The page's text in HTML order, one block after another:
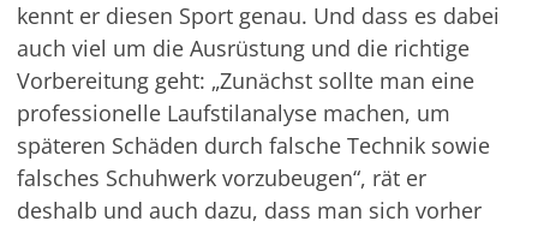
kennt er diesen Sport genau. Und dass es dabei
auch viel um die Ausrüstung und die richtige
Vorbereitung geht: „Zunächst sollte man eine
professionelle Laufstilanalyse machen, um
späteren Schäden durch falsche Technik sowie
falsches Schuhwerk vorzubeugen“, rät er
deshalb und auch dazu, dass man sich vorher